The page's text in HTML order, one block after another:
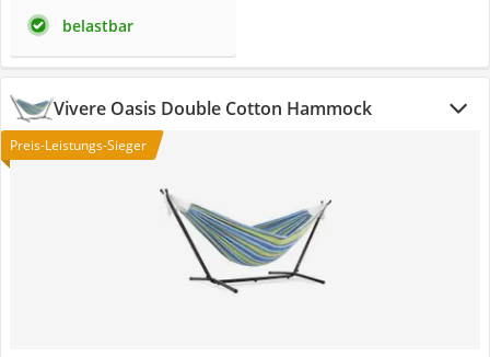
belastbar
Vivere Oasis Double Cotton Hammock
Preis-Leistungs-Sieger